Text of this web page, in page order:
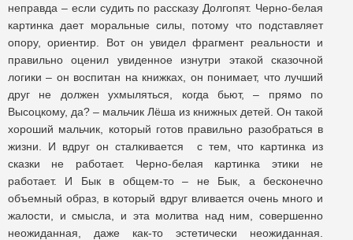
неправда – если судить по рассказу Долгопят. Черно-белая
картинка дает моральные силы, потому что подставляет
опору, ориентир. Вот он увидел фрагмент реальности и
правильно оценил увиденное изнутри этакой сказочной
логики – он воспитан на книжках, он понимает, что лучший
друг не должен ухмыляться, когда бьют, – прямо по
Высоцкому, да? – мальчик Лёша из книжных детей. Он такой
хороший мальчик, который готов правильно разобраться в
жизни. И вдруг он сталкивается с тем, что картинка из
сказки не работает. Черно-белая картинка этики не
работает. И Бык в общем-то – не Бык, а бесконечно
объемный образ, в который вдруг вливается очень много и
жалости, и смысла, и эта молитва над ним, совершенно
неожиданная, даже как-то эстетически неожиданная.